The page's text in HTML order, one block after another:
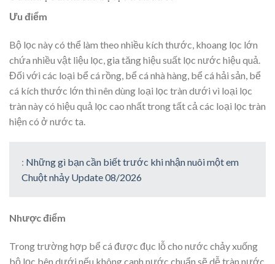
Ưu điểm
Bộ lọc này có thể làm theo nhiều kích thước, khoang lọc lớn
chứa nhiều vật liệu lọc, gia tăng hiệu suất lọc nước hiệu quả.
Đối với các loại bể cá rồng, bể cá nhà hàng, bể cá hải sản, bể
cá kích thước lớn thì nên dùng loại lọc tràn dưới vì loại lọc
tràn này có hiệu quả lọc cao nhất trong tất cả các loại lọc tràn
hiện có ở nước ta.
: Những gì bạn cần biết trước khi nhận nuôi một em
Chuột nhảy Update 08/2026
Nhược điểm
Trong trường hợp bể cá được đục lỗ cho nước chảy xuống
bộ lọc bên dưới nếu không canh nước chuẩn sẽ dễ tràn nước